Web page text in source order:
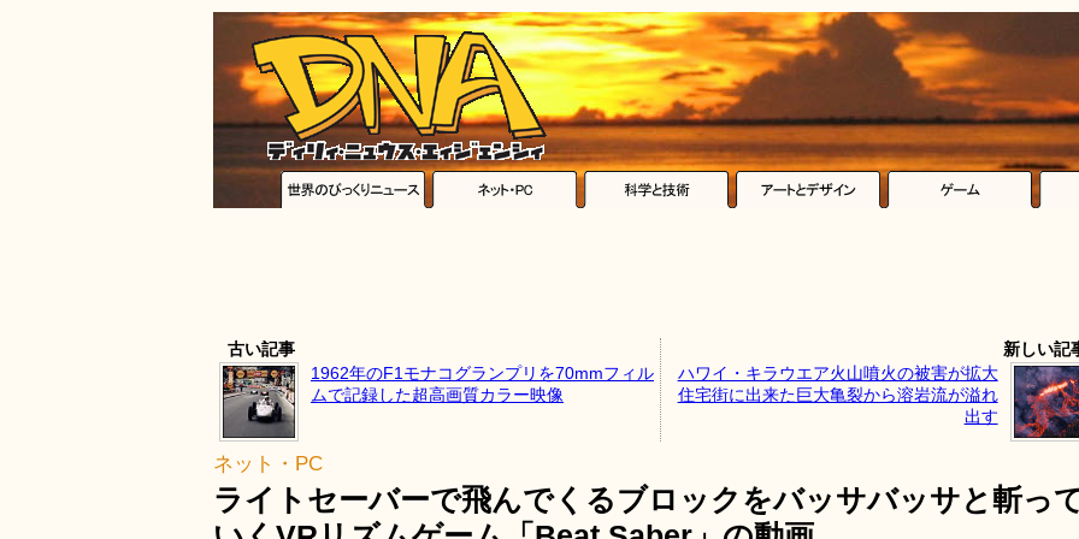
古い記事
1962年のF1モナコグランプリを70mmフィル
ムで記録した超高画質カラー映像
新しい記
ハワイ・キラウエア火山噴火の被害が拡大
住宅街に出来た巨大亀裂から溶岩流が溢れ
出す
ネット・PC
ライトセーバーで飛んでくるブロックをバッサバッサと斬っ